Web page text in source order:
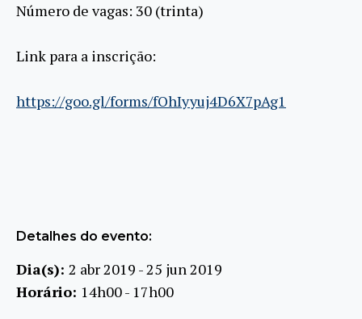
Número de vagas: 30 (trinta)
Link para a inscrição:
https://goo.gl/forms/fOhIyyuj4D6X7pAg1
Detalhes do evento:
Dia(s): 2 abr 2019 - 25 jun 2019
Horário: 14h00 - 17h00